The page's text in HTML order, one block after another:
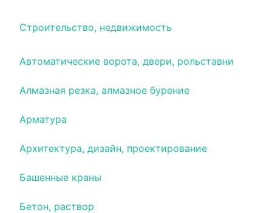
Строительство, недвижимость
Автоматические ворота, двери, рольставни
Алмазная резка, алмазное бурение
Арматура
Архитектура, дизайн, проектирование
Башенные краны
Бетон, раствор